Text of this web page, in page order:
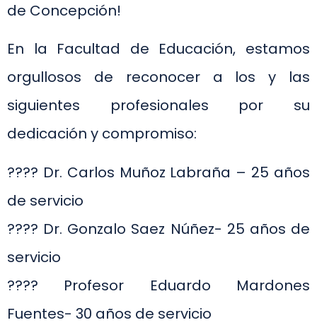
de Concepción!
En la Facultad de Educación, estamos
orgullosos de reconocer a los y las
siguientes profesionales por su
dedicación y compromiso:
???? Dr. Carlos Muñoz Labraña – 25 años
de servicio
???? Dr. Gonzalo Saez Núñez- 25 años de
servicio
???? Profesor Eduardo Mardones
Fuentes- 30 años de servicio